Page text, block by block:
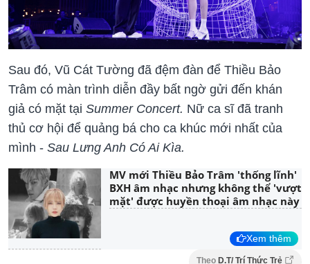
Sau đó, Vũ Cát Tường đã đệm đàn để Thiều Bảo
Trâm có màn trình diễn đầy bất ngờ gửi đến khán
giả có mặt tại Summer Concert. Nữ ca sĩ đã tranh
thủ cơ hội để quảng bá cho ca khúc mới nhất của
mình - Sau Lưng Anh Có Ai Kìa.
MV mới Thiều Bảo Trâm 'thống lĩnh'
BXH âm nhạc nhưng không thể 'vượt
mặt' được huyền thoại âm nhạc này
Xem thêm
Theo D.T/ Trí Thức Trẻ